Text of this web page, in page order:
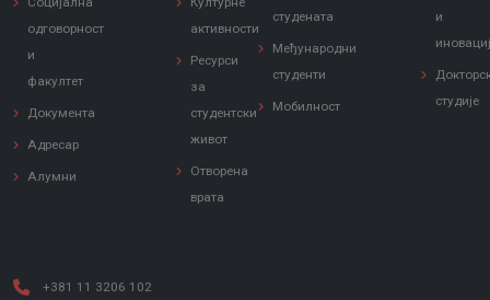
одговорност
и
факултет
Документа
Адресар
Алумни
активности
Ресурси
за
студентски
живот
Отворена
врата
студената
Међународни
студенти
Мобилност
и
студије
+381 11 3206 102